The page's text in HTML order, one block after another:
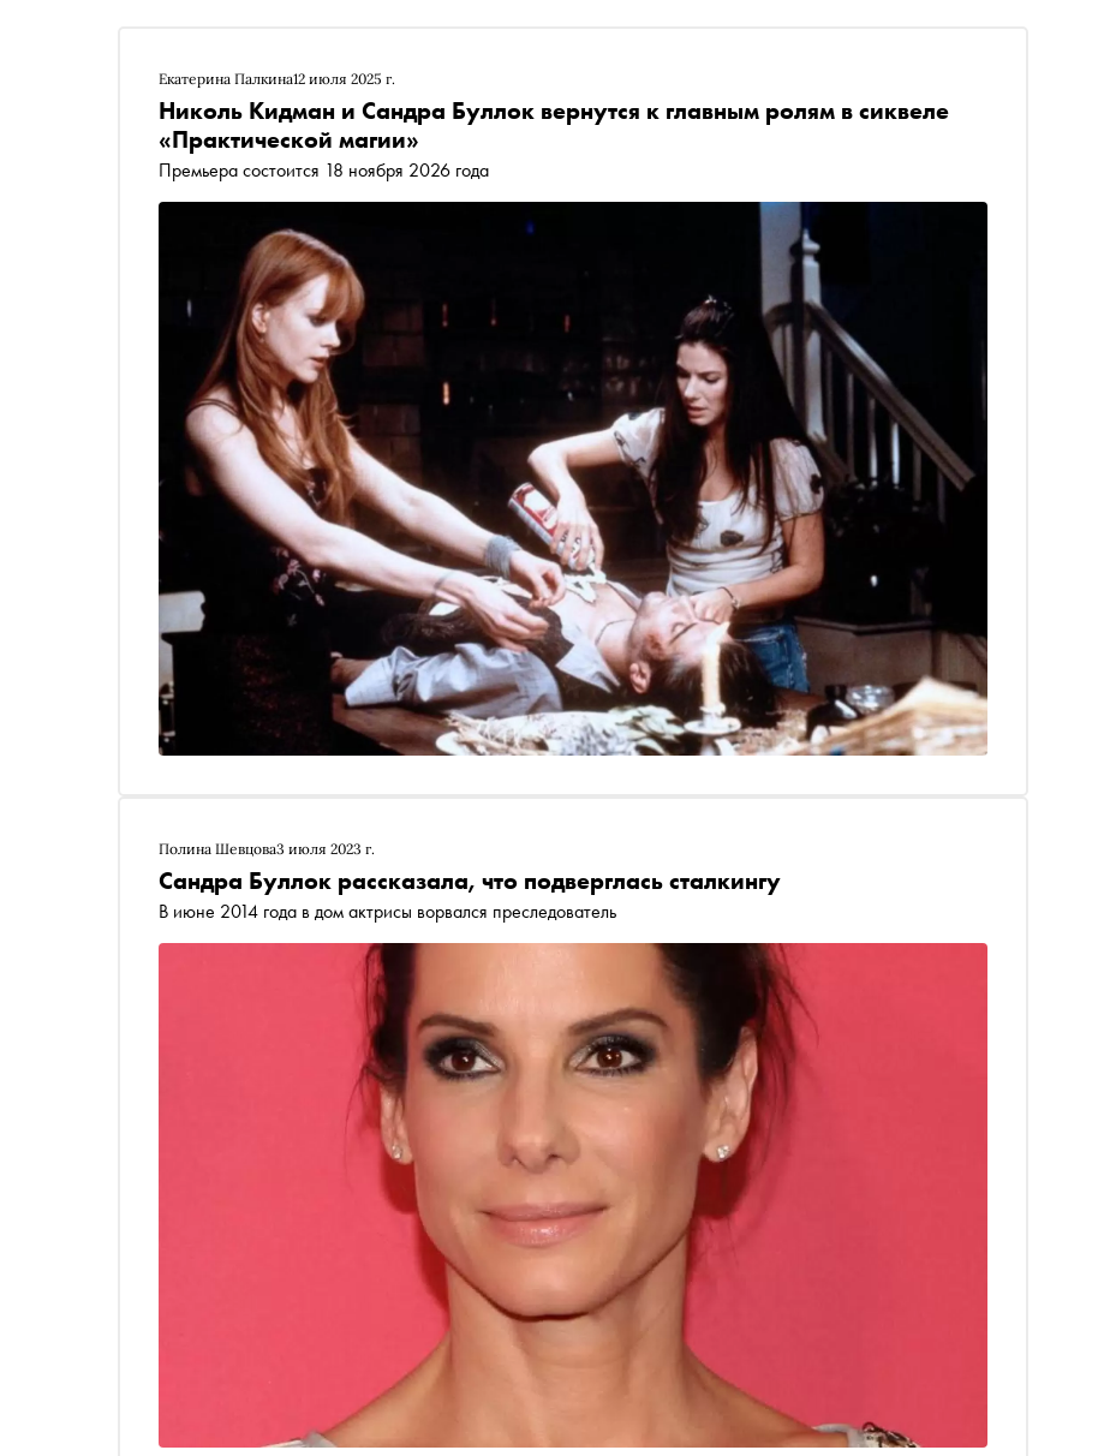
Екатерина Палкина12 июля 2025 г.
Николь Кидман и Сандра Буллок вернутся к главным ролям в сиквеле
«Практической магии»
Премьера состоится 18 ноября 2026 года
Полина Шевцова3 июля 2023 г.
Сандра Буллок рассказала, что подверглась сталкингу
В июне 2014 года в дом актрисы ворвался преследователь